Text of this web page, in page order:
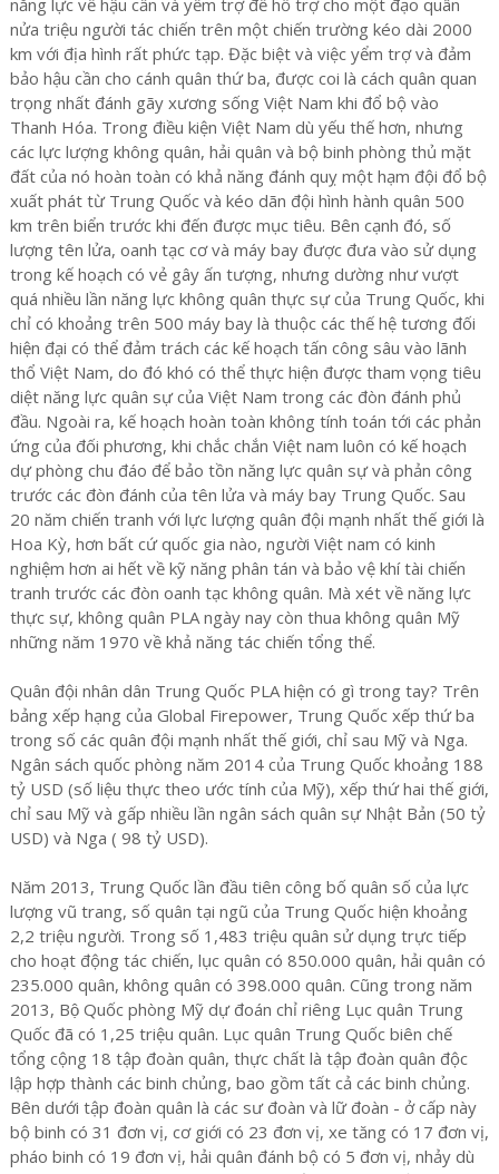
năng lực về hậu cần và yểm trợ để hỗ trợ cho một đạo quân
nửa triệu người tác chiến trên một chiến trường kéo dài 2000
km với địa hình rất phức tạp. Đặc biệt và việc yểm trợ và đảm
bảo hậu cần cho cánh quân thứ ba, được coi là cách quân quan
trọng nhất đánh gãy xương sống Việt Nam khi đổ bộ vào
Thanh Hóa. Trong điều kiện Việt Nam dù yếu thế hơn, nhưng
các lực lượng không quân, hải quân và bộ binh phòng thủ mặt
đất của nó hoàn toàn có khả năng đánh quỵ một hạm đội đổ bộ
xuất phát từ Trung Quốc và kéo dãn đội hình hành quân 500
km trên biển trước khi đến được mục tiêu. Bên cạnh đó, số
lượng tên lửa, oanh tạc cơ và máy bay được đưa vào sử dụng
trong kế hoạch có vẻ gây ấn tượng, nhưng dường như vượt
quá nhiều lần năng lực không quân thực sự của Trung Quốc, khi
chỉ có khoảng trên 500 máy bay là thuộc các thế hệ tương đối
hiện đại có thể đảm trách các kế hoạch tấn công sâu vào lãnh
thổ Việt Nam, do đó khó có thể thực hiện được tham vọng tiêu
diệt năng lực quân sự của Việt Nam trong các đòn đánh phủ
đầu. Ngoài ra, kế hoạch hoàn toàn không tính toán tới các phản
ứng của đối phương, khi chắc chắn Việt nam luôn có kế hoạch
dự phòng chu đáo để bảo tồn năng lực quân sự và phản công
trước các đòn đánh của tên lửa và máy bay Trung Quốc. Sau
20 năm chiến tranh với lực lượng quân đội mạnh nhất thế giới là
Hoa Kỳ, hơn bất cứ quốc gia nào, người Việt nam có kinh
nghiệm hơn ai hết về kỹ năng phân tán và bảo vệ khí tài chiến
tranh trước các đòn oanh tạc không quân. Mà xét về năng lực
thực sự, không quân PLA ngày nay còn thua không quân Mỹ
những năm 1970 về khả năng tác chiến tổng thể.
Quân đội nhân dân Trung Quốc PLA hiện có gì trong tay? Trên
bảng xếp hạng của Global Firepower, Trung Quốc xếp thứ ba
trong số các quân đội mạnh nhất thế giới, chỉ sau Mỹ và Nga.
Ngân sách quốc phòng năm 2014 của Trung Quốc khoảng 188
tỷ USD (số liệu thực theo ước tính của Mỹ), xếp thứ hai thế giới,
chỉ sau Mỹ và gấp nhiều lần ngân sách quân sự Nhật Bản (50 tỷ
USD) và Nga ( 98 tỷ USD).
Năm 2013, Trung Quốc lần đầu tiên công bố quân số của lực
lượng vũ trang, số quân tại ngũ của Trung Quốc hiện khoảng
2,2 triệu người. Trong số 1,483 triệu quân sử dụng trực tiếp
cho hoạt động tác chiến, lục quân có 850.000 quân, hải quân có
235.000 quân, không quân có 398.000 quân. Cũng trong năm
2013, Bộ Quốc phòng Mỹ dự đoán chỉ riêng Lục quân Trung
Quốc đã có 1,25 triệu quân. Lục quân Trung Quốc biên chế
tổng cộng 18 tập đoàn quân, thực chất là tập đoàn quân độc
lập hợp thành các binh chủng, bao gồm tất cả các binh chủng.
Bên dưới tập đoàn quân là các sư đoàn và lữ đoàn - ở cấp này
bộ binh có 31 đơn vị, cơ giới có 23 đơn vị, xe tăng có 17 đơn vị,
pháo binh có 19 đơn vị, hải quân đánh bộ có 5 đơn vị, nhảy dù